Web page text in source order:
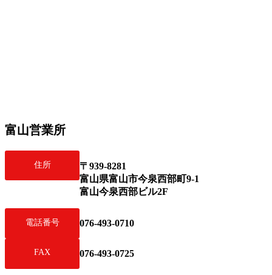
富山営業所
住所
〒939-8281
富山県富山市今泉西部町9-1
富山今泉西部ビル2F
電話番号 076-493-0710
FAX 076-493-0725